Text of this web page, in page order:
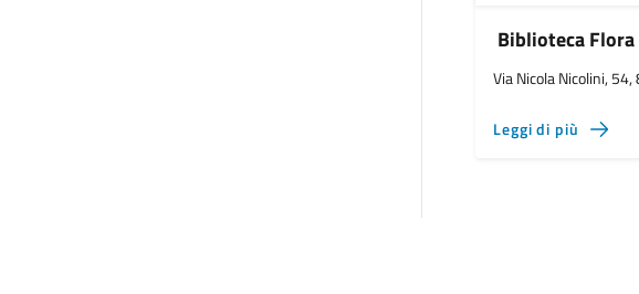
Biblioteca Flora
Via Nicola Nicolini,
Leggi di più